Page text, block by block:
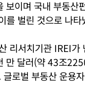
보이며 국내 부동산
를 벌린 것으로 나타
리서치기관 IREI
만 달러(약 43조
글로벌 부동산 운용